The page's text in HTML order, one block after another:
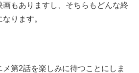
画もありますし、そちらもどんな終
ります。
第2話を楽しみに待つことにしま